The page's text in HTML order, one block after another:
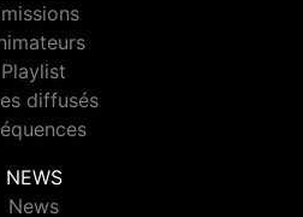
Playlist
diffusés
NEWS
News